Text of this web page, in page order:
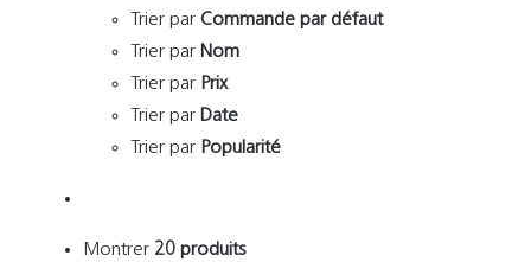
Trier par Commande par défaut
Trier par Nom
Trier par Prix
Trier par Date
Trier par Popularité
Montrer 20 produits